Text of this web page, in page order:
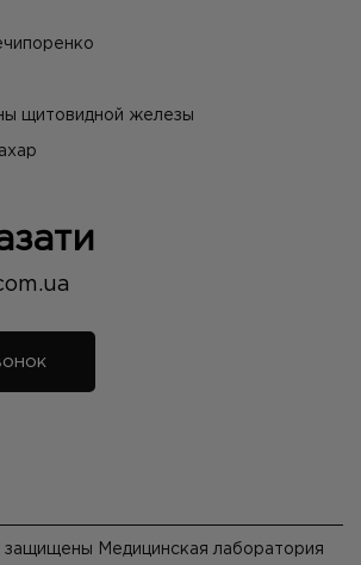
щитовидной железы
Медицинская лаборатория